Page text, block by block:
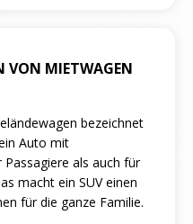
VON MIETWAGEN
bezeichnet
Auto mit
als auch für
macht ein SUV einen
für die ganze Familie.